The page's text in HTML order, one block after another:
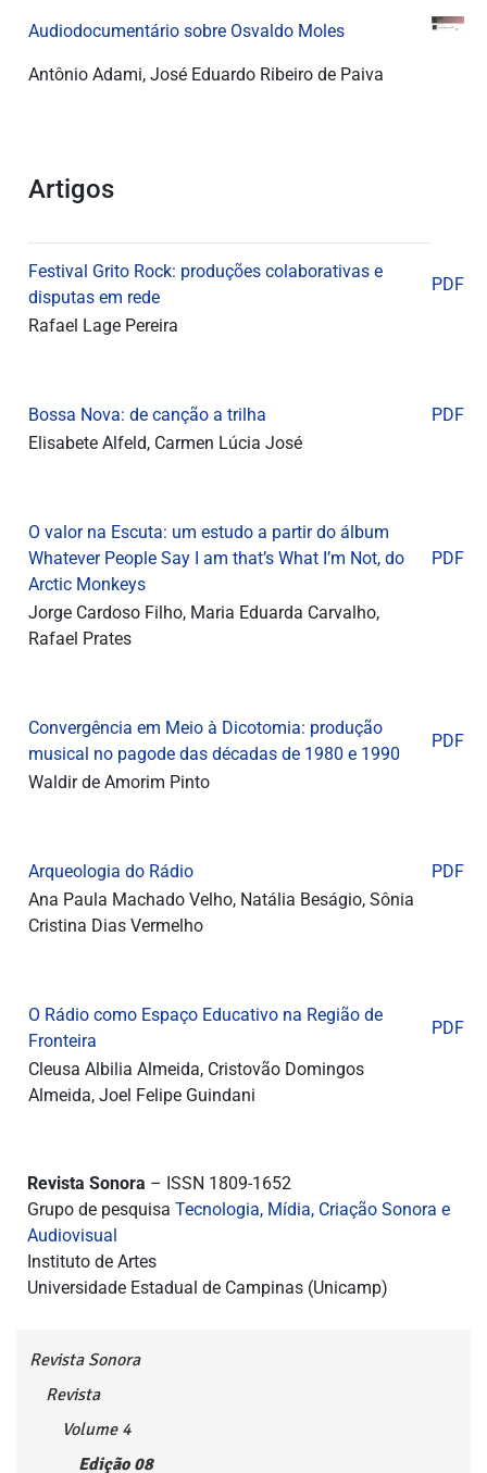
Audiodocumentário sobre Osvaldo Moles
Antônio Adami, José Eduardo Ribeiro de Paiva
Artigos
Festival Grito Rock: produções colaborativas e
disputas em rede
PDF
Rafael Lage Pereira
Bossa Nova: de canção a trilha
PDF
Elisabete Alfeld, Carmen Lúcia José
O valor na Escuta: um estudo a partir do álbum
Whatever People Say I am that’s What I’m Not, do
Arctic Monkeys
PDF
Jorge Cardoso Filho, Maria Eduarda Carvalho,
Rafael Prates
Convergência em Meio à Dicotomia: produção
musical no pagode das décadas de 1980 e 1990
PDF
Waldir de Amorim Pinto
Arqueologia do Rádio
PDF
Ana Paula Machado Velho, Natália Beságio, Sônia
Cristina Dias Vermelho
O Rádio como Espaço Educativo na Região de
Fronteira
PDF
Cleusa Albilia Almeida, Cristovão Domingos
Almeida, Joel Felipe Guindani
Revista Sonora – ISSN 1809-1652
Grupo de pesquisa Tecnologia, Mídia, Criação Sonora e
Audiovisual
Instituto de Artes
Universidade Estadual de Campinas (Unicamp)
Revista Sonora
Revista
Volume 4
Edição 08